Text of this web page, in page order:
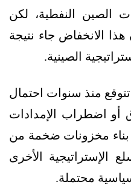
الصين النفطية، لكن
هذا الانخفاض جاء نتيجة
الصينية.
منذ سنوات احتمال
أو اضطراب الإمدادات
بناء مخزونات ضخمة من
الإستراتيجية الأخرى
محتملة.